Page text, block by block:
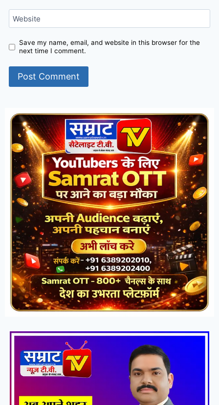
Website
Save my name, email, and website in this browser for the
next time I comment.